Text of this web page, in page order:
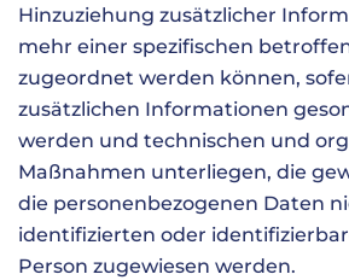
Hinzuziehung zusätzlicher
mehr einer spezifischen
zugeordnet werden können,
zusätzlichen Informationen
werden und technischen und
Maßnahmen unterliegen, die
die personenbezogenen Daten
identifizierten oder
Person zugewiesen werden.